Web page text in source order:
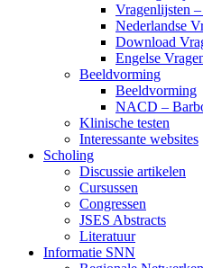
Vragenlijsten
Nederlandse
Download
Engelse
Beeldvorming
Beeldvorming
NACD –
Klinische testen
Interessante websites
Scholing
Discussie artikelen
Cursussen
Congressen
JSES Abstracts
Literatuur
Informatie SNN